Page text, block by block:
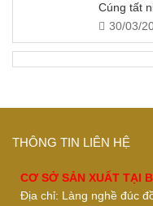
Cúng tất
30/03/
THÔNG TIN LIÊN HỆ
CƠ SỞ SẢN XUẤT TẠI
Địa chỉ: Làng nghề đúc